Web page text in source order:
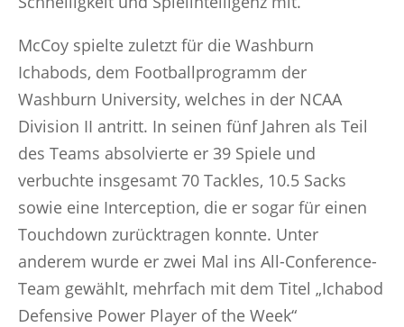
McCoy spielte zuletzt für die Washburn
Ichabods, dem Footballprogramm der
Washburn University, welches in der NCAA
Division II antritt. In seinen fünf Jahren als Teil
des Teams absolvierte er 39 Spiele und
verbuchte insgesamt 70 Tackles, 10.5 Sacks
sowie eine Interception, die er sogar für einen
Touchdown zurücktragen konnte. Unter
anderem wurde er zwei Mal ins All-Conference-
Team gewählt, mehrfach mit dem Titel „Ichabod
Defensive Power Player of the Week“